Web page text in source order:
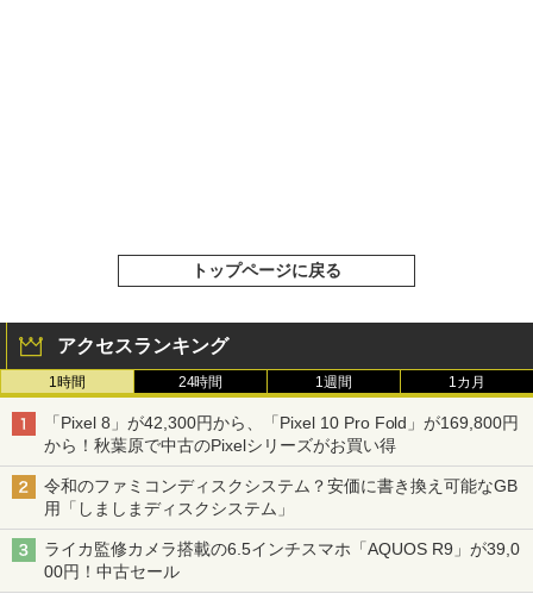
トップページに戻る
アクセスランキング
1時間 24時間 1週間 1カ月
「Pixel 8」が42,300円から、「Pixel 10 Pro Fold」が169,800円
から！秋葉原で中古のPixelシリーズがお買い得
令和のファミコンディスクシステム？安価に書き換え可能なGB
用「しましまディスクシステム」
ライカ監修カメラ搭載の6.5インチスマホ「AQUOS R9」が39,0
00円！中古セール